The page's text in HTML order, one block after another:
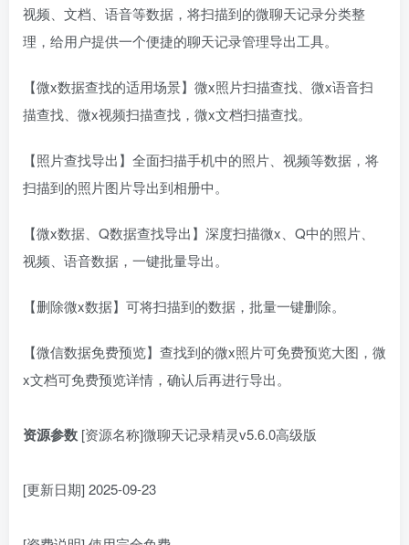
视频、文档、语音等数据，将扫描到的微聊天记录分类整
理，给用户提供一个便捷的聊天记录管理导出工具。
【微x数据查找的适用场景】微x照片扫描查找、微x语音扫
描查找、微x视频扫描查找，微x文档扫描查找。
【照片查找导出】全面扫描手机中的照片、视频等数据，将
扫描到的照片图片导出到相册中。
【微x数据、Q数据查找导出】深度扫描微x、Q中的照片、
视频、语音数据，一键批量导出。
【删除微x数据】可将扫描到的数据，批量一键删除。
【微信数据免费预览】查找到的微x照片可免费预览大图，微
x文档可免费预览详情，确认后再进行导出。
资源参数 [资源名称]微聊天记录精灵v5.6.0高级版
[更新日期] 2025-09-23